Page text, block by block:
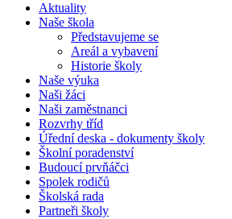
Aktuality
Naše škola
Představujeme se
Areál a vybavení
Historie školy
Naše výuka
Naši žáci
Naši zaměstnanci
Rozvrhy tříd
Úřední deska - dokumenty školy
Školní poradenství
Budoucí prvňáčci
Spolek rodičů
Školská rada
Partneři školy